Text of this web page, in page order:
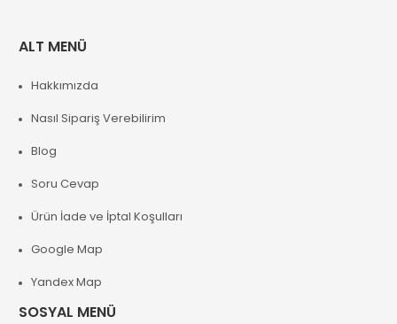
ALT MENÜ
Hakkımızda
Nasıl Sipariş Verebilirim
Blog
Soru Cevap
Ürün İade ve İptal Koşulları
Google Map
Yandex Map
SOSYAL MENÜ